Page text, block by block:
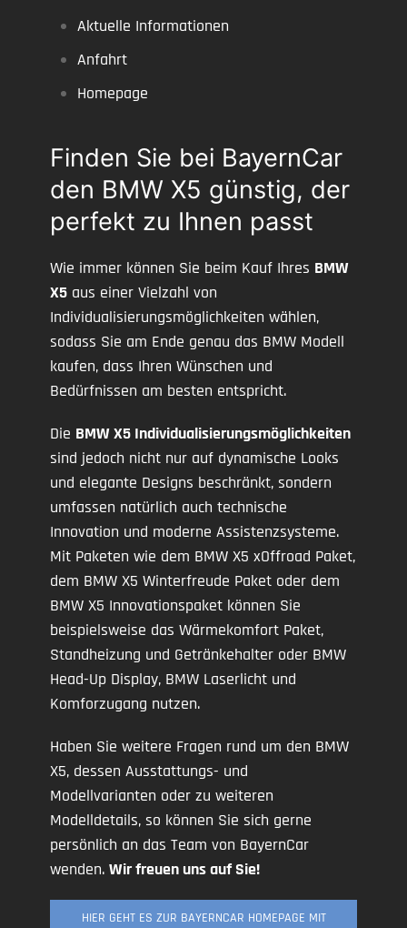
Aktuelle Informationen
Anfahrt
Homepage
Finden Sie bei BayernCar
den BMW X5 günstig, der
perfekt zu Ihnen passt
Wie immer können Sie beim Kauf Ihres BMW
X5 aus einer Vielzahl von
Individualisierungsmöglichkeiten wählen,
sodass Sie am Ende genau das BMW Modell
kaufen, dass Ihren Wünschen und
Bedürfnissen am besten entspricht.
Die BMW X5 Individualisierungsmöglichkeiten
sind jedoch nicht nur auf dynamische Looks
und elegante Designs beschränkt, sondern
umfassen natürlich auch technische
Innovation und moderne Assistenzsysteme.
Mit Paketen wie dem BMW X5 xOffroad Paket,
dem BMW X5 Winterfreude Paket oder dem
BMW X5 Innovationspaket können Sie
beispielsweise das Wärmekomfort Paket,
Standheizung und Getränkehalter oder BMW
Head-Up Display, BMW Laserlicht und
Komforzugang nutzen.
Haben Sie weitere Fragen rund um den BMW
X5, dessen Ausstattungs- und
Modellvarianten oder zu weiteren
Modelldetails, so können Sie sich gerne
persönlich an das Team von BayernCar
wenden. Wir freuen uns auf Sie!
HIER GEHT ES ZUR BAYERNCAR HOMEPAGE MIT